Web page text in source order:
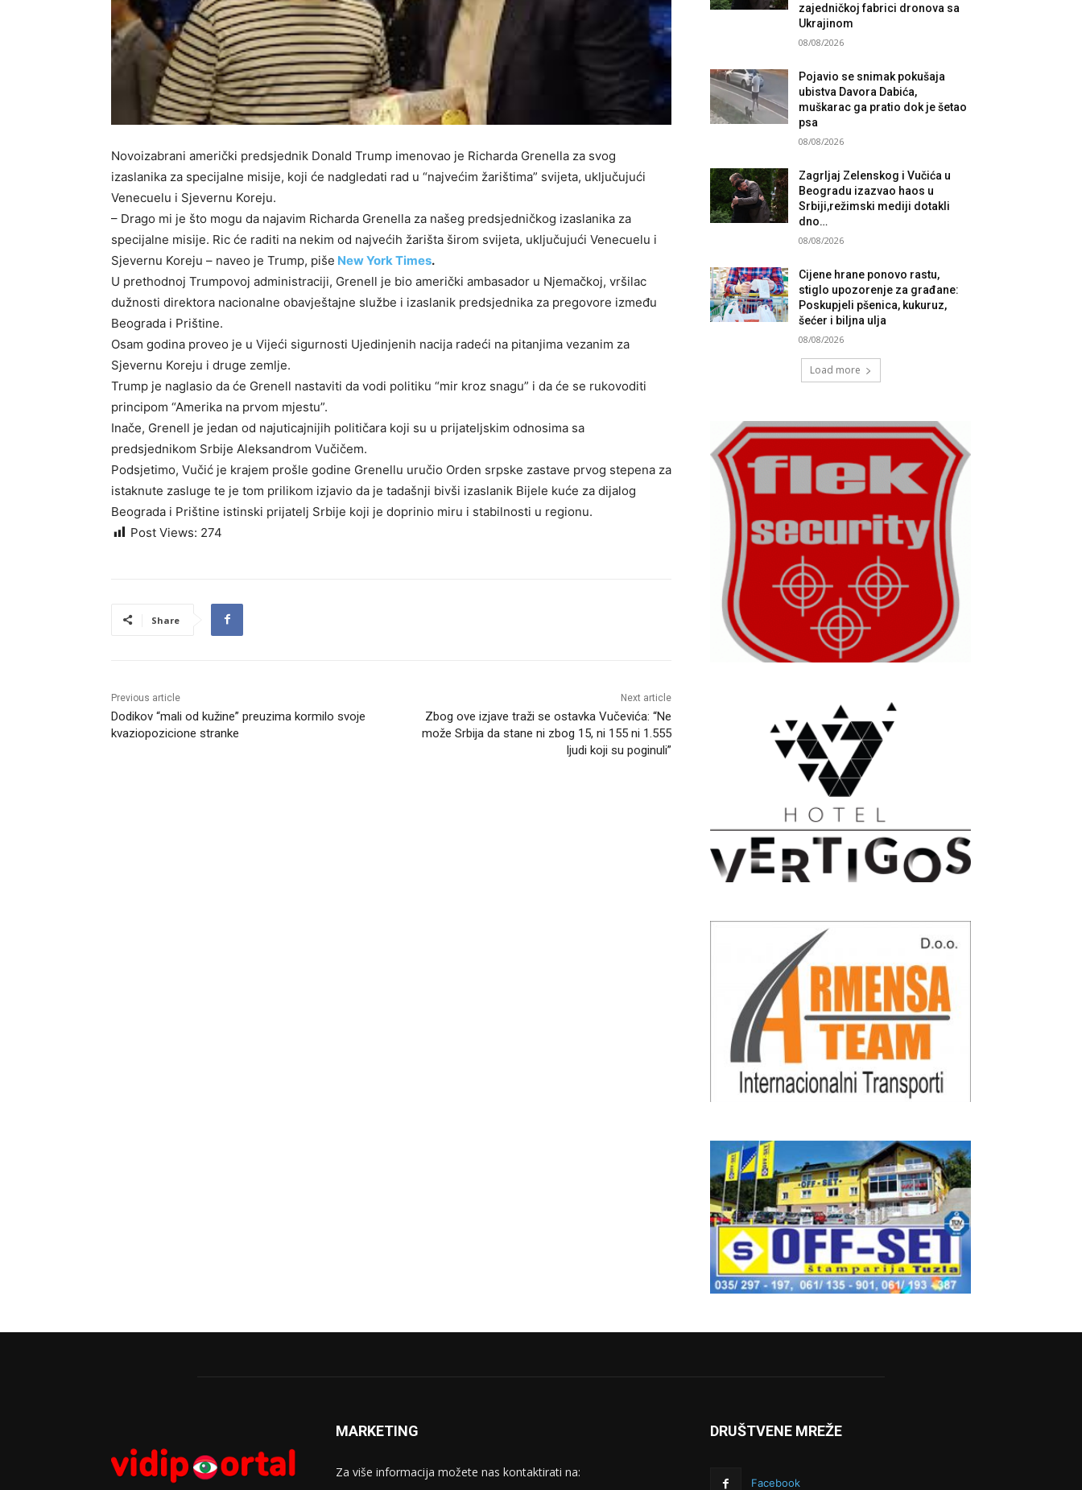
Novoizabrani američki predsjednik Donald Trump imenovao je Richarda Grenella za svog
izaslanika za specijalne misije, koji će nadgledati rad u “najvećim žarištima” svijeta, uključujući
Venecuelu i Sjevernu Koreju.
– Drago mi je što mogu da najavim Richarda Grenella za našeg predsjedničkog izaslanika za
specijalne misije. Ric će raditi na nekim od najvećih žarišta širom svijeta, uključujući Venecuelu i
Sjevernu Koreju – naveo je Trump, piše New York Times.
U prethodnoj Trumpovoj administraciji, Grenell je bio američki ambasador u Njemačkoj, vršilac
dužnosti direktora nacionalne obavještajne službe i izaslanik predsjednika za pregovore između
Beograda i Prištine.
Osam godina proveo je u Vijeći sigurnosti Ujedinjenih nacija radeći na pitanjima vezanim za
Sjevernu Koreju i druge zemlje.
Trump je naglasio da će Grenell nastaviti da vodi politiku “mir kroz snagu” i da će se rukovoditi
principom “Amerika na prvom mjestu”.
Inače, Grenell je jedan od najuticajnijih političara koji su u prijateljskim odnosima sa
predsjednikom Srbije Aleksandrom Vučičem.
Podsjetimo, Vučić je krajem prošle godine Grenellu uručio Orden srpske zastave prvog stepena za
istaknute zasluge te je tom prilikom izjavio da je tadašnji bivši izaslanik Bijele kuće za dijalog
Beograda i Prištine istinski prijatelj Srbije koji je doprinio miru i stabilnosti u regionu.
Post Views: 274
Share
Previous article
Dodikov “mali od kužine” preuzima kormilo svoje
kvaziopozicione stranke
Next article
Zbog ove izjave traži se ostavka Vučevića: “Ne
može Srbija da stane ni zbog 15, ni 155 ni 1.555
ljudi koji su poginuli”
zajedničkoj fabrici dronova sa
Ukrajinom
08/08/2026
Pojavio se snimak pokušaja
ubistva Davora Dabića,
muškarac ga pratio dok je šetao
psa
08/08/2026
Zagrljaj Zelenskog i Vučića u
Beogradu izazvao haos u
Srbiji,režimski mediji dotakli
dno…
08/08/2026
Cijene hrane ponovo rastu,
stiglo upozorenje za građane:
Poskupjeli pšenica, kukuruz,
šećer i biljna ulja
08/08/2026
Load more
MARKETING
Za više informacija možete nas kontaktirati na:
DRUŠTVENE MREŽE
Facebook